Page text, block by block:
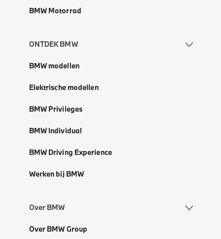
BMW Motorrad
ONTDEK BMW
BMW modellen
Elektrische modellen
BMW Privileges
BMW Individual
BMW Driving Experience
Werken bij BMW
Over BMW
Over BMW Group